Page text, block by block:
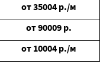
от35004 р./м
от90009 р.
от 10004 р./м